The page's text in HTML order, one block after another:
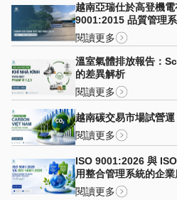
越南亞瑞仕於高登機
9001:2015 品質管理
閱讀更多
溫室氣體排放報告：
的差異解析
閱讀更多
越南碳交易市場試營
閱讀更多
ISO 9001:2026 與
用整合管理系統的企
閱讀更多